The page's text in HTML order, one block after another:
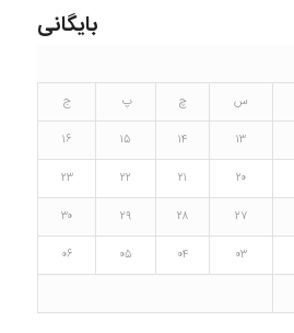
بایگانی
س چ پ
ج
۱۳ ۱۴ ۱۵
۱۶
۲۰ ۲۱ ۲۲
۲۳
۲۷ ۲۸ ۲۹
۳۰
۰۳ ۰۴ ۰۵
۰۶